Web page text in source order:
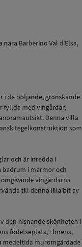
Barberino Val d'Elsa,
i de böljande, grönskande
fyllda med vingårdar,
Denna villa
tegelkonstruktion som
och är inredda i
i marmor och
vingårdarna
till denna lilla bit av
den hisnande skönheten i
födelseplats, Florens,
medeltida muromgärdade